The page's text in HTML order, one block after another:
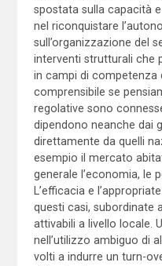
spostata sulla capacità
nel riconquistare
sull’organizzazione del
interventi strutturali che
in campi di competenza
comprensibile se
regolative sono
dipendono neanche dai
direttamente da quelli
esempio il mercato
generale l’economia, le
L’efficacia e
questi casi, subordinate
attivabili a livello locale.
nell’utilizzo ambiguo di
volti a indurre un turn-